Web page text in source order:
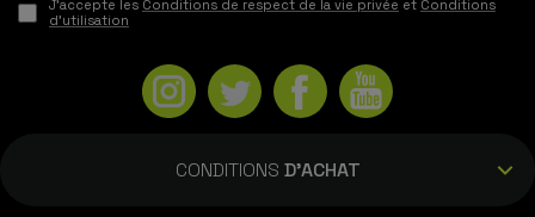
J'accepte les Conditions de respect de la vie privée et Conditions
d'utilisation
CONDITIONS D'ACHAT